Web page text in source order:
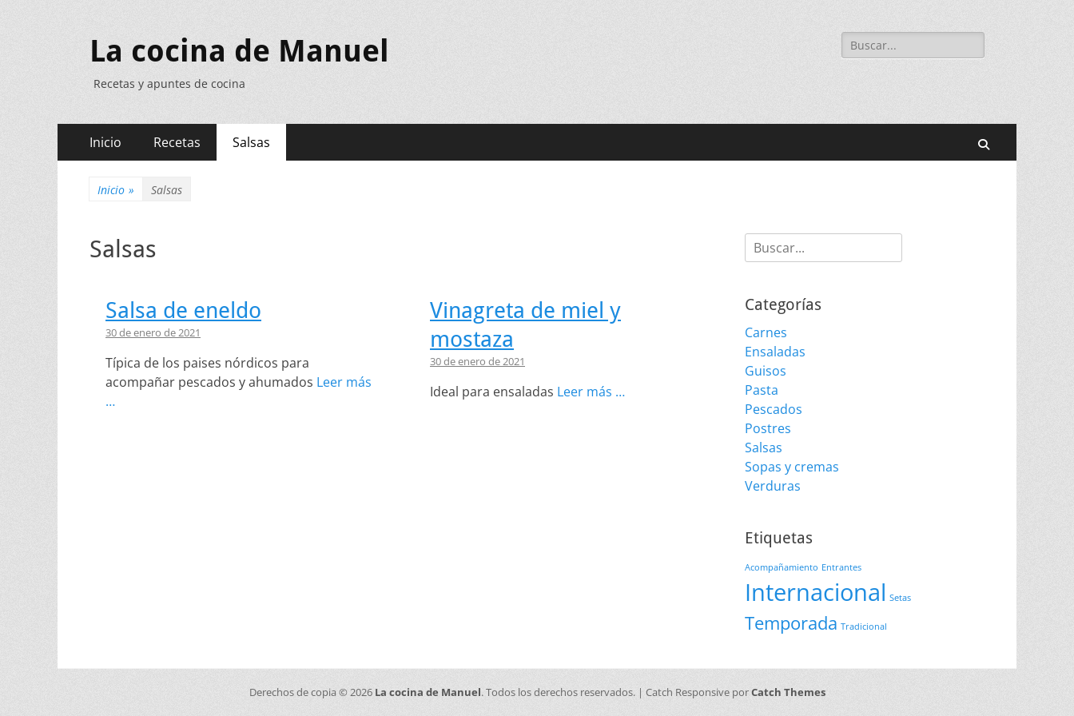
La cocina de Manuel
Recetas y apuntes de cocina
Buscar:
Menú
principal
Saltar
Inicio Recetas Salsas
Inicio » Salsas
Salsas
Salsa de eneldo
30 de enero de 2021
Típica de los paises nórdicos para
acompañar pescados y ahumados Leer más
…
Vinagreta de miel y
mostaza
30 de enero de 2021
Ideal para ensaladas Leer más …
Buscar:
Categorías
Carnes
Ensaladas
Guisos
Pasta
Pescados
Postres
Salsas
Sopas y cremas
Verduras
Etiquetas
Acompañamiento Entrantes
Internacional Setas
Temporada Tradicional
Derechos de copia © 2026 La cocina de Manuel. Todos los derechos reservados. | Catch Responsive porCatch Themes